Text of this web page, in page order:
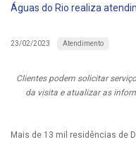
Águas do Rio realiza
23/02/2023 Atendimento
Clientes podem solicitar
da visita e atualizar as
Mais de 13 mil residências de